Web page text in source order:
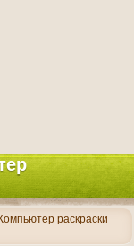
Компьютер раскраски